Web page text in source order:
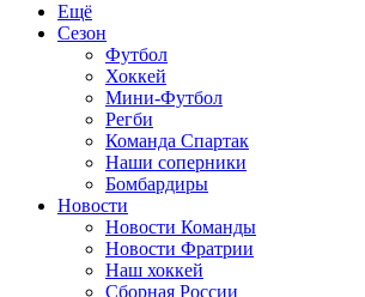
Ещё
Сезон
Футбол
Хоккей
Мини-Футбол
Регби
Команда Спартак
Наши соперники
Бомбардиры
Новости
Новости Команды
Новости Фратрии
Наш хоккей
Сборная России